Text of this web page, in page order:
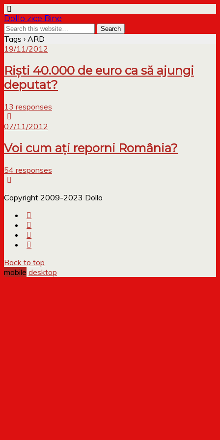
Dollo zice Bine
Tags › ARD
19/11/2012
Riști 40.000 de euro ca să ajungi
deputat?
13 responses
07/11/2012
Voi cum ați reporni România?
54 responses
Copyright 2009-2023 Dollo
Back to top
mobile desktop